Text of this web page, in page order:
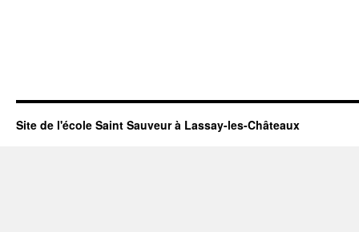
Site de l'école Saint Sauveur à Lassay-les-Châteaux